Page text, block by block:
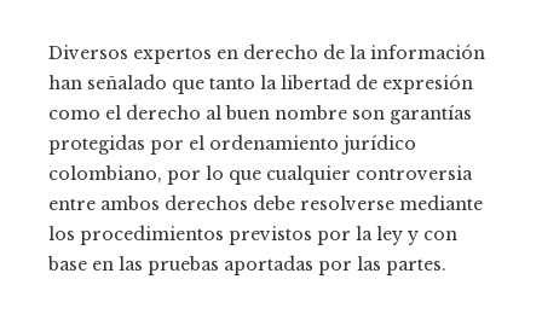
Diversos expertos en derecho de la información
han señalado que tanto la libertad de expresión
como el derecho al buen nombre son garantías
protegidas por el ordenamiento jurídico
colombiano, por lo que cualquier controversia
entre ambos derechos debe resolverse mediante
los procedimientos previstos por la ley y con
base en las pruebas aportadas por las partes.